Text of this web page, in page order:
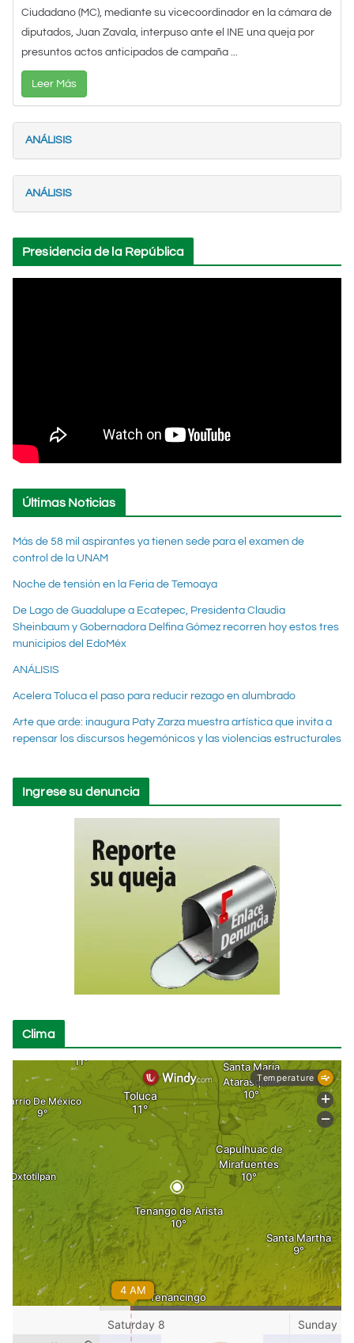
Ciudadano (MC), mediante su vicecoordinador en la cámara de
diputados, Juan Zavala, interpuso ante el INE una queja por
presuntos actos anticipados de campaña ...
Leer Más
ANÁLISIS
ANÁLISIS
Presidencia de la República
Últimas Noticias
Más de 58 mil aspirantes ya tienen sede para el examen de
control de la UNAM
Noche de tensión en la Feria de Temoaya
De Lago de Guadalupe a Ecatepec, Presidenta Claudia
Sheinbaum y Gobernadora Delfina Gómez recorren hoy estos tres
municipios del EdoMéx
ANÁLISIS
Acelera Toluca el paso para reducir rezago en alumbrado
Arte que arde: inaugura Paty Zarza muestra artística que invita a
repensar los discursos hegemónicos y las violencias estructurales
Ingrese su denuncia
Clima